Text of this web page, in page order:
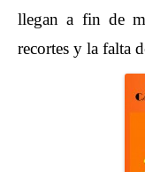
llegan a fin de
recortes y la falta